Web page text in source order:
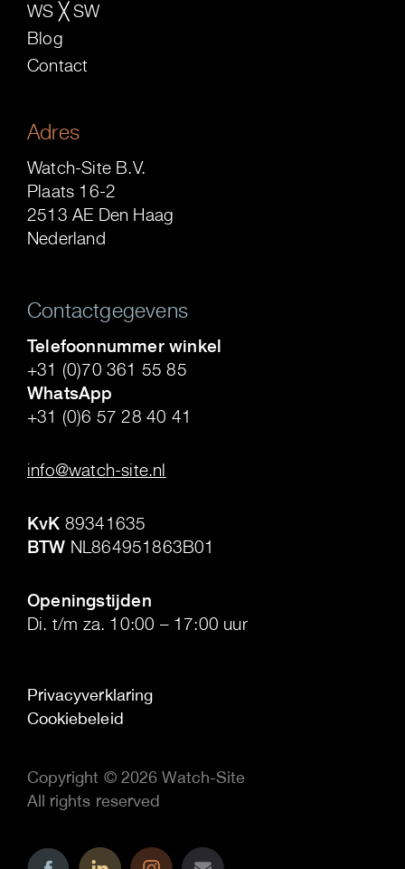
WS ╳ SW
Blog
Contact
Adres
Watch-Site B.V.
Plaats 16-2
2513 AE Den Haag
Nederland
Contactgegevens
Telefoonnummer winkel
+31 (0)70 361 55 85
WhatsApp
+31 (0)6 57 28 40 41
info@watch-site.nl
KvK 89341635
BTW NL864951863B01
Openingstijden
Di. t/m za. 10:00 – 17:00 uur
Privacyverklaring
Cookiebeleid
Copyright © 2026 Watch-Site
All rights reserved